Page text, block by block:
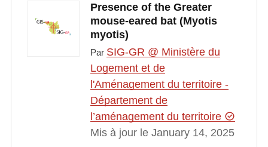
Presence of the Greater
mouse-eared bat (Myotis
myotis)
Par SIG-GR @ Ministère du
Logement et de
l'Aménagement du territoire -
Département de
l’aménagement du territoire
Mis à jour le January 14, 2025